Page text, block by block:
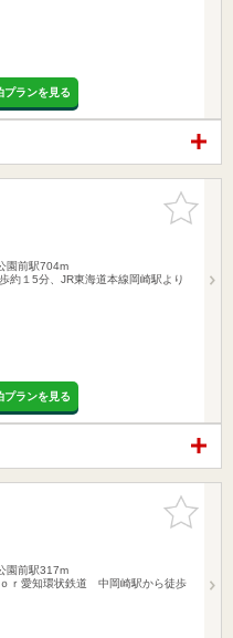
プランを見る
お気に入
りに追加
園前駅704m
約１5分、JR東海道本線岡崎駅より
プランを見る
お気に入
りに追加
園前駅317m
ｒ愛知環状鉄道 中岡崎駅から徒歩